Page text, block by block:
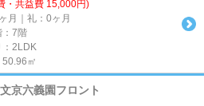
・共益費 15,000円)
月｜礼：0ヶ月
：7階
：2LDK
㎡
京六義園フロント